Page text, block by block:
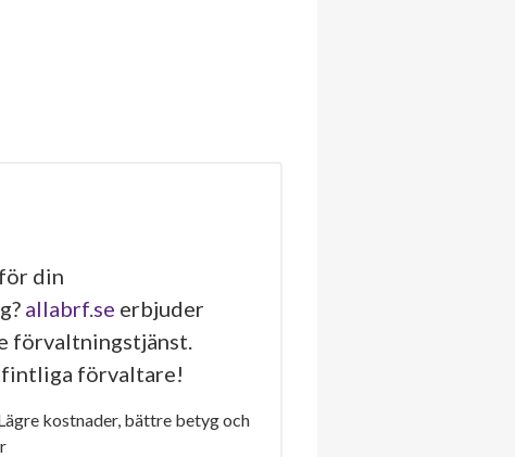
din
allabrf.se erbjuder
förvaltningstjänst.
förvaltare!
kostnader, bättre betyg och